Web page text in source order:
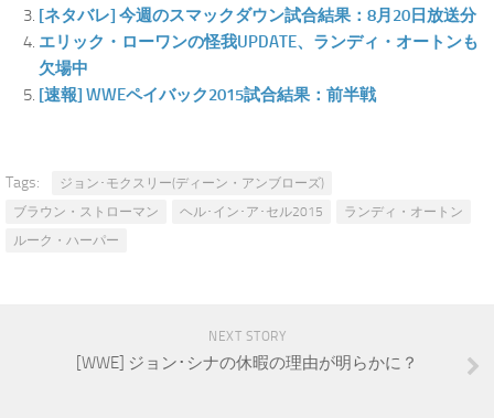
[ネタバレ] 今週のスマックダウン試合結果：8月20日放送分
エリック・ローワンの怪我UPDATE、ランディ・オートンも
欠場中
[速報] WWEペイバック2015試合結果：前半戦
Tags:
ジョン･モクスリー(ディーン・アンブローズ)
ブラウン・ストローマン
ヘル･イン･ア･セル2015
ランディ・オートン
ルーク・ハーパー
NEXT STORY
[WWE] ジョン･シナの休暇の理由が明らかに？